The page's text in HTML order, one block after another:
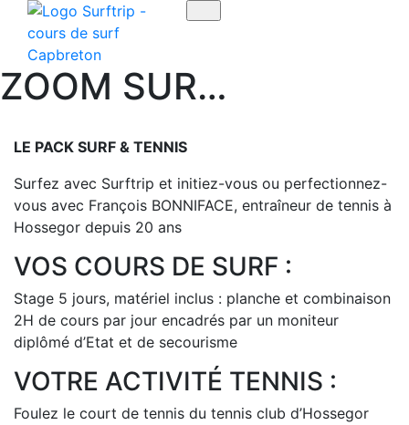
ZOOM SUR…
LE PACK SURF & TENNIS
Surfez avec Surftrip et initiez-vous ou perfectionnez-
vous avec François BONNIFACE, entraîneur de tennis à
Hossegor depuis 20 ans
VOS COURS DE SURF :
Stage 5 jours, matériel inclus : planche et combinaison
2H de cours par jour encadrés par un moniteur
diplômé d’Etat et de secourisme
VOTRE ACTIVITÉ TENNIS :
Foulez le court de tennis du tennis club d’Hossegor